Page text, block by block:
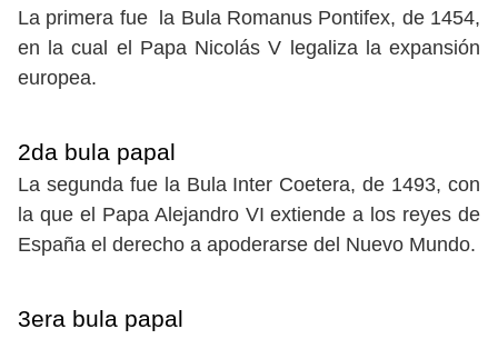
La primera fue la Bula Romanus Pontifex, de 1454,
en la cual el Papa Nicolás V legaliza la expansión
europea.
2da bula papal
La segunda fue la Bula Inter Coetera, de 1493, con
la que el Papa Alejandro VI extiende a los reyes de
España el derecho a apoderarse del Nuevo Mundo.
3era bula papal